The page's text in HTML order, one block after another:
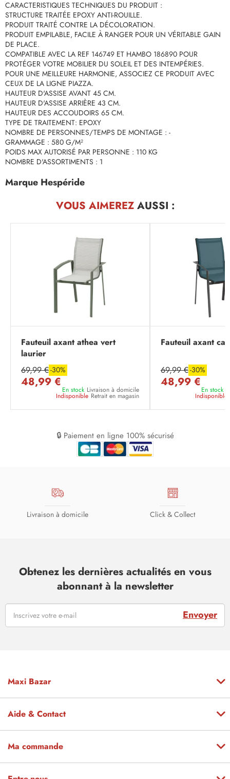
CARACTERISTIQUES TECHNIQUES DU PRODUIT :
STRUCTURE TRAITÉE EPOXY ANTI-ROUILLE.
PRODUIT TRAITÉ CONTRE LA DÉCOLORATION.
PRODUIT EMPILABLE, FACILE À RANGER POUR UN VÉRITABLE GAIN
DE PLACE.
COMPATIBLE AVEC LA REF 146749 ET HAMBO 186890 POUR
PROTÉGER VOTRE MOBILIER DU SOLEIL ET DES INTEMPÉRIES.
POUR UNE MEILLEURE HARMONIE, ASSOCIEZ CE PRODUIT AVEC
CEUX DE LA LIGNE PIAZZA.
HAUTEUR D'ASSISE AVANT 45 CM.
HAUTEUR D'ASSISE ARRIÈRE 43 CM.
HAUTEUR DES ACCOUDOIRS 65 CM.
TYPE DE TRAITEMENT: EPOXY
NOMBRE DE PERSONNES/TEMPS DE MONTAGE : -
GRAMMAGE : 580 G/M²
POIDS MAX AUTORISÉ PAR PERSONNE : 110 KG
NOMBRE D'ASSORTIMENTS : 1
Marque Hespéride
VOUS AIMEREZAUSSI :
Fauteuil axant athea vert
laurier
69,99 €-30%
48,99 €
En stock Livraison à domicile
Indisponible Retrait en magasin
Fauteuil axant
69,99 €-30%
48,99 €
En stock
Indisponible
🔒 Paiement en ligne 100% sécurisé
Livraison à domicile Click & Collect
Obtenez les dernières actualités en vous
abonnant à la newsletter
Envoyer
Maxi Bazar
Aide & Contact
Ma commande